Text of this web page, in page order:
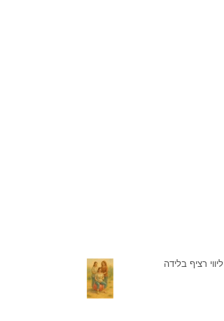
ליווי רציף בלידה